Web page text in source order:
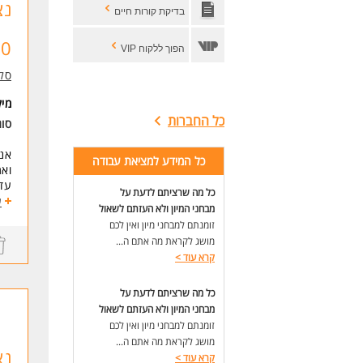
בדיקת קורות חיים
הפוך ללקוח VIP
כל החברות
כל המידע למציאת עבודה
כל מה שרציתם לדעת על
מבחני המיון ולא העזתם לשאול
זומנתם למבחני מיון ואין לכם
מושג לקראת מה אתם ה...
קרא עוד>
כל מה שרציתם לדעת על
מבחני המיון ולא העזתם לשאול
זומנתם למבחני מיון ואין לכם
מושג לקראת מה אתם ה...
קרא עוד>